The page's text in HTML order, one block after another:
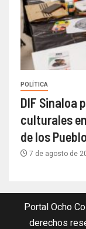
POLÍTICA
DIF Sinaloa
culturales
de los
7 de agosto de
Portal Ocho
derechos